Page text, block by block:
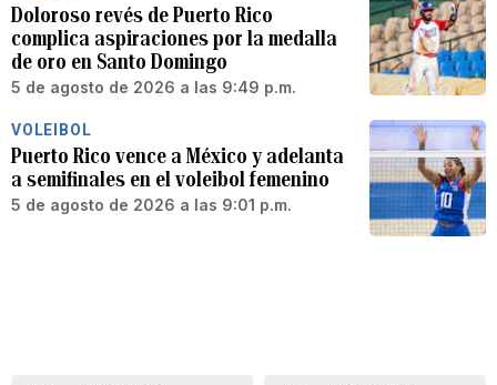
Doloroso revés de Puerto Rico
complica aspiraciones por la medalla
de oro en Santo Domingo
5 de agosto de 2026 a las 9:49 p.m.
VOLEIBOL
Puerto Rico vence a México y adelanta
a semifinales en el voleibol femenino
5 de agosto de 2026 a las 9:01 p.m.